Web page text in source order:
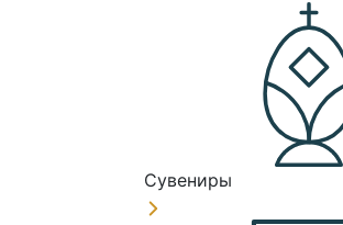
Сувениры